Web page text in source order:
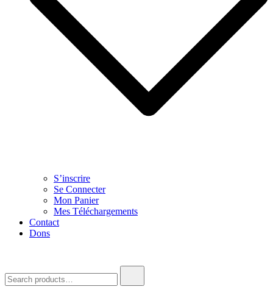
S’inscrire
Se Connecter
Mon Panier
Mes Téléchargements
Contact
Dons
for: